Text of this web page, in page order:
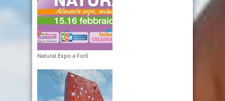
Natural Expo a Forlì